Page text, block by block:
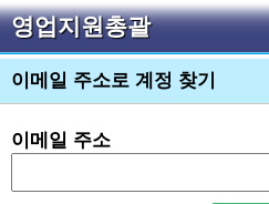
영업지원총괄
이메일 주소로 계정 찾기
이메일 주소